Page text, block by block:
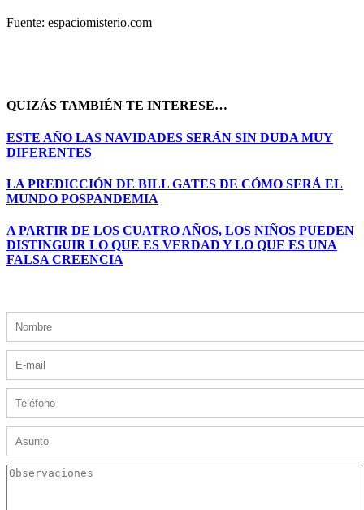
Fuente: espaciomisterio.com
QUIZÁS TAMBIÉN TE INTERESE…
ESTE AÑO LAS NAVIDADES SERÁN SIN DUDA MUY
DIFERENTES
LA PREDICCIÓN DE BILL GATES DE CÓMO SERÁ EL
MUNDO POSPANDEMIA
A PARTIR DE LOS CUATRO AÑOS, LOS NIÑOS PUEDEN
DISTINGUIR LO QUE ES VERDAD Y LO QUE ES UNA
FALSA CREENCIA